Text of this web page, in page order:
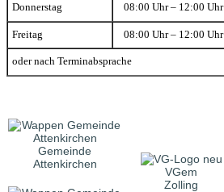
Donnerstag 08:00 Uhr – 12:00 Uhr
Freitag 08:00 Uhr – 12:00 Uhr
oder nach Terminabsprache
Gemeinde
Attenkirchen
VGem
Zolling